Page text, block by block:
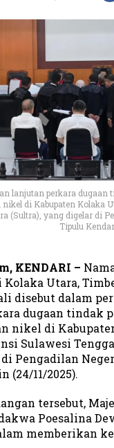
a
a
n
K
o
r
u
p
s
T
a
a
n
g
N
i
k
e
l
K
l
a
k
a
lanjutan perkara dugaan
nikel di Kabupaten Kolaka
(Sultra), yang digelar di
Tipulu
KENDARI –
Utara,
disebut dalam
dugaan tindak
nikel di
Sulawesi
Pengadilan
(24/11/2025).
tersebut,
Poesalina
memberikan